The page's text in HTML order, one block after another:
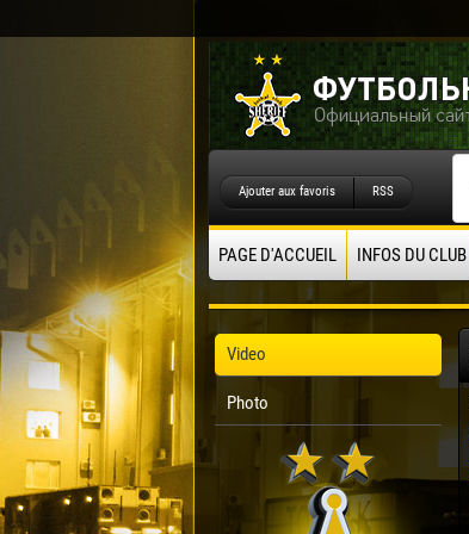
Ajouter aux favoris RSS
PAGE D'ACCUEIL INFOS DU CLUB
Video
Photo